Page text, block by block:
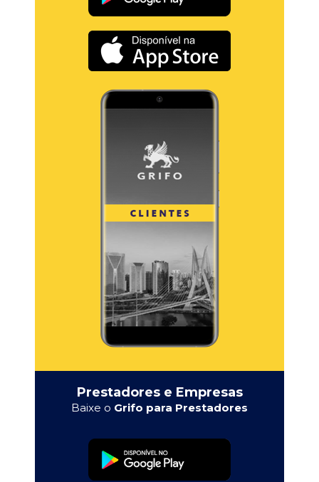
Prestadores e Empresas
Baixe o Grifo para Prestadores